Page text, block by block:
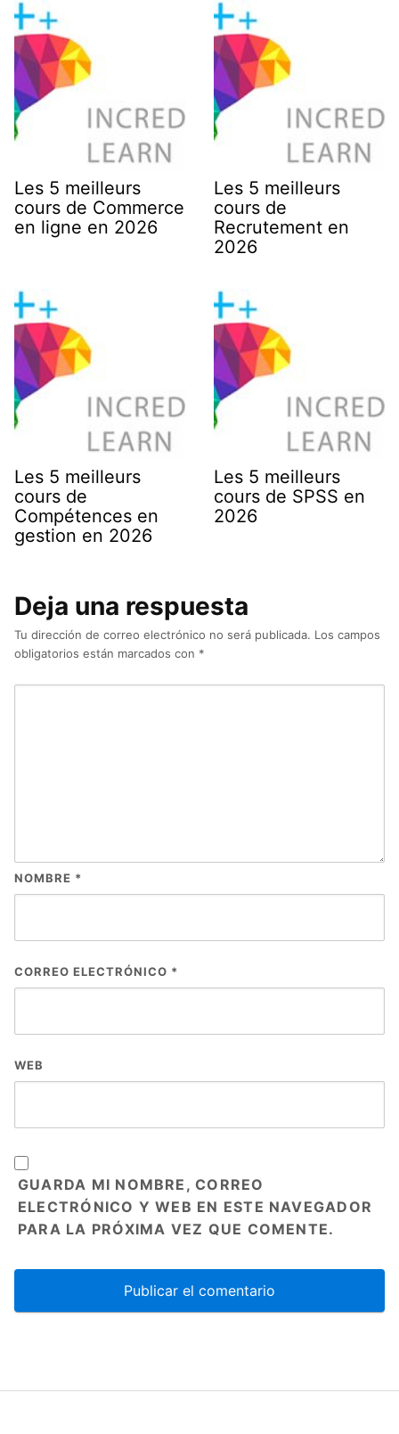
Les 5 meilleurs
cours de Commerce
en ligne en 2026
Les 5 meilleurs
cours de
Recrutement en
2026
Les 5 meilleurs
cours de
Compétences en
gestion en 2026
Les 5 meilleurs
cours de SPSS en
2026
Deja una respuesta
Tu dirección de correo electrónico no será publicada. Los campos
obligatorios están marcados con *
NOMBRE *
CORREO ELECTRÓNICO *
WEB
GUARDA MI NOMBRE, CORREO
ELECTRÓNICO Y WEB EN ESTE NAVEGADOR
PARA LA PRÓXIMA VEZ QUE COMENTE.